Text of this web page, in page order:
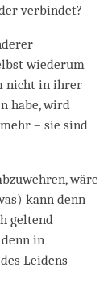
verbindet?
wiederum
nicht in ihrer
habe, wird
– sie sind
wäre
kann denn
geltend
in
Leidens